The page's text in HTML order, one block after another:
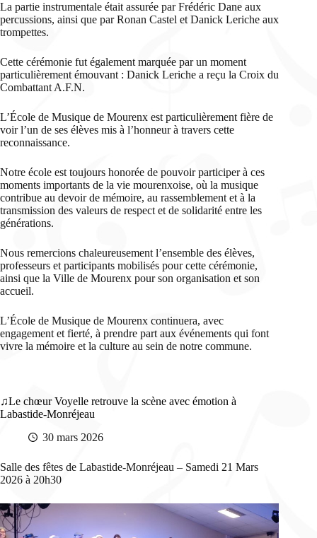
La partie instrumentale était assurée par Frédéric Dane aux
percussions, ainsi que par Ronan Castel et Danick Leriche aux
trompettes.
Cette cérémonie fut également marquée par un moment
particulièrement émouvant : Danick Leriche a reçu la Croix du
Combattant A.F.N.
L’École de Musique de Mourenx est particulièrement fière de
voir l’un de ses élèves mis à l’honneur à travers cette
reconnaissance.
Notre école est toujours honorée de pouvoir participer à ces
moments importants de la vie mourenxoise, où la musique
contribue au devoir de mémoire, au rassemblement et à la
transmission des valeurs de respect et de solidarité entre les
générations.
Nous remercions chaleureusement l’ensemble des élèves,
professeurs et participants mobilisés pour cette cérémonie,
ainsi que la Ville de Mourenx pour son organisation et son
accueil.
L’École de Musique de Mourenx continuera, avec
engagement et fierté, à prendre part aux événements qui font
vivre la mémoire et la culture au sein de notre commune.
Le chœur Voyelle retrouve la scène avec émotion à
Labastide-Monréjeau
30 mars 2026
Salle des fêtes de Labastide-Monréjeau – Samedi 21 Mars
2026 à 20h30